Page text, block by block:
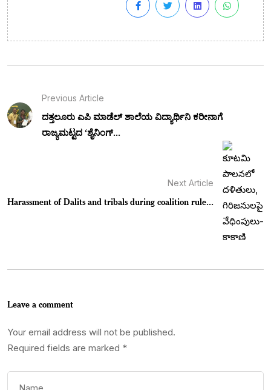
Previous Article
ದತ್ತಲೂರು ಎಪಿ ಮಾಡೆಲ್ ಶಾಲೆಯ ವಿದ್ಯಾರ್ಥಿನಿ ಕರೀನಾಗೆ
ರಾಜ್ಯಮಟ್ಟದ ‘ಶೈನಿಂಗ್...
Next Article
Harassment of Dalits and tribals during coalition rule...
Leave a comment
Your email address will not be published.
Required fields are marked *